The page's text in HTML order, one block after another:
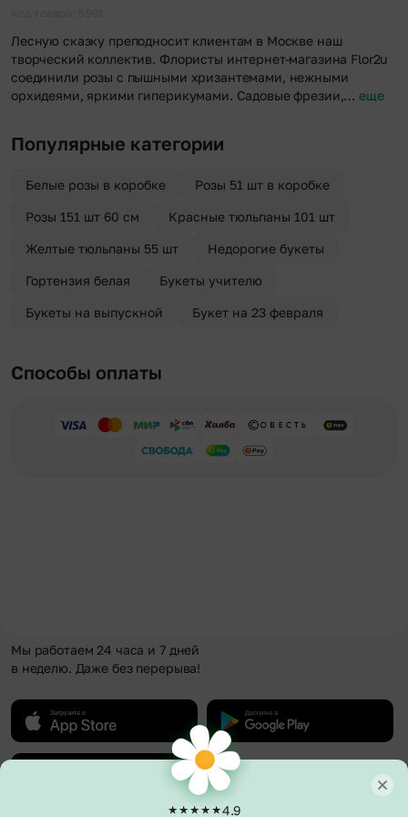
Лесную сказку преподносит клиентам в Москве наш
творческий коллектив. Флористы интернет-магазина Flor2u
соединили розы с пышными хризантемами, нежными
орхидеями, яркими гиперикумами. Садовые фрезии,… еще
Популярные категории
Белые розы в коробке Розы 51 шт в коробке
Розы 151 шт 60 см Красные тюльпаны 101 шт
Желтые тюльпаны 55 шт Недорогие букеты
Гортензия белая Букеты учителю
Букеты на выпускной Букет на 23 февраля
Способы оплаты
Мы работаем 24 часа и 7 дней
в неделю. Даже без перерыва!
4.9